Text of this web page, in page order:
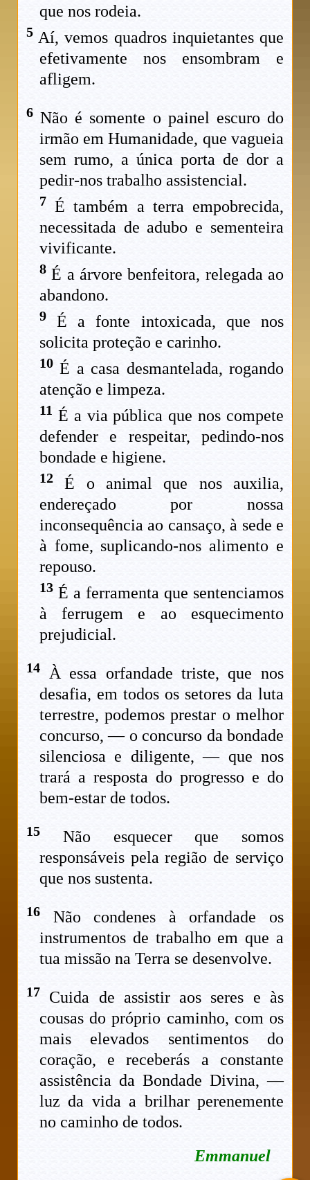
que nos rodeia.
5 Aí, vemos quadros inquietantes que
efetivamente nos ensombram e
afligem.
6 Não é somente o painel escuro do
irmão em Humanidade, que vagueia
sem rumo, a única porta de dor a
pedir-nos trabalho assistencial.
7 É também a terra empobrecida,
necessitada de adubo e sementeira
vivificante.
8 É a árvore benfeitora, relegada ao
abandono.
9 É a fonte intoxicada, que nos
solicita proteção e carinho.
10 É a casa desmantelada, rogando
atenção e limpeza.
11 É a via pública que nos compete
defender e respeitar, pedindo-nos
bondade e higiene.
12 É o animal que nos auxilia,
endereçado por nossa
inconsequência ao cansaço, à sede e
à fome, suplicando-nos alimento e
repouso.
13 É a ferramenta que sentenciamos
à ferrugem e ao esquecimento
prejudicial.
14 À essa orfandade triste, que nos
desafia, em todos os setores da luta
terrestre, podemos prestar o melhor
concurso, — o concurso da bondade
silenciosa e diligente, — que nos
trará a resposta do progresso e do
bem-estar de todos.
15 Não esquecer que somos
responsáveis pela região de serviço
que nos sustenta.
16 Não condenes à orfandade os
instrumentos de trabalho em que a
tua missão na Terra se desenvolve.
17 Cuida de assistir aos seres e às
cousas do próprio caminho, com os
mais elevados sentimentos do
coração, e receberás a constante
assistência da Bondade Divina, —
luz da vida a brilhar perenemente
no caminho de todos.
Emmanuel